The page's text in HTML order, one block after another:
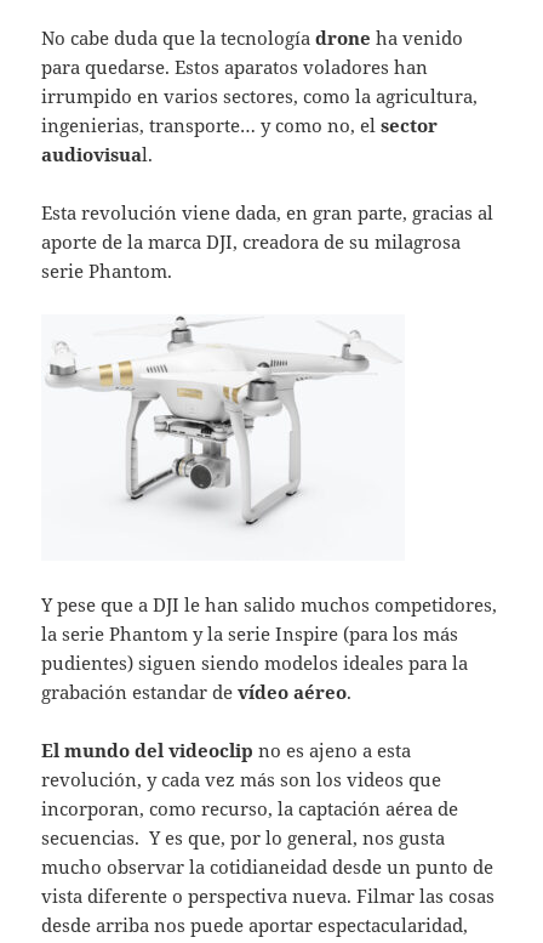
No cabe duda que la tecnologíadrone ha venido
para quedarse. Estos aparatos voladores han
irrumpido en varios sectores, como la agricultura,
ingenierias, transporte… y como no, elsector
audiovisual.
Esta revolución viene dada, en gran parte, gracias al
aporte de la marca DJI, creadora de su milagrosa
serie Phantom.
Y pese que a DJI le han salido muchos competidores,
la serie Phantom y la serie Inspire (para los más
pudientes) siguen siendo modelos ideales para la
grabación estandar devídeo aéreo.
El mundo del videoclip no es ajeno a esta
revolución, y cada vez más son los videos que
incorporan, como recurso, la captación aérea de
secuencias. Y es que, por lo general, nos gusta
mucho observar la cotidianeidad desde un punto de
vista diferente o perspectiva nueva. Filmar las cosas
desde arriba nos puede aportar espectacularidad,